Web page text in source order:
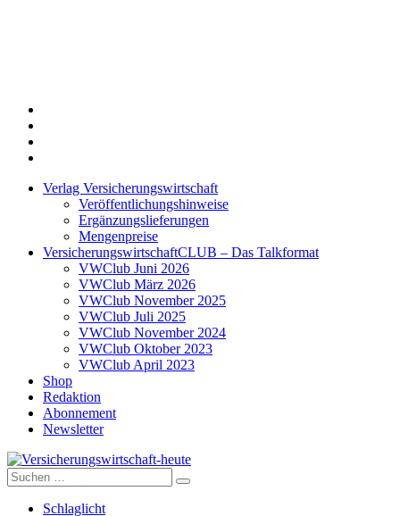
Verlag Versicherungswirtschaft
Veröffentlichungshinweise
Ergänzungslieferungen
Mengenpreise
VersicherungswirtschaftCLUB – Das Talkformat
VWClub Juni 2026
VWClub März 2026
VWClub November 2025
VWClub Juli 2025
VWClub November 2024
VWClub Oktober 2023
VWClub April 2023
Shop
Redaktion
Abonnement
Newsletter
Versicherungswirtschaft-heute
Suche
nach:
Schlaglicht